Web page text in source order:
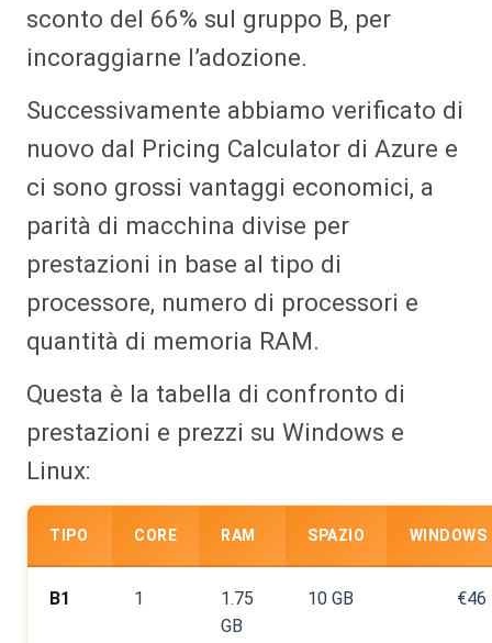
sconto del 66% sul gruppo B, per
incoraggiarne l’adozione.
Successivamente abbiamo verificato di
nuovo dal Pricing Calculator di Azure e
ci sono grossi vantaggi economici, a
parità di macchina divise per
prestazioni in base al tipo di
processore, numero di processori e
quantità di memoria RAM.
Questa è la tabella di confronto di
prestazioni e prezzi su Windows e
Linux:
TIPO CORE RAM SPAZIO WINDOWS
B1 1
1.75
GB
10 GB €46